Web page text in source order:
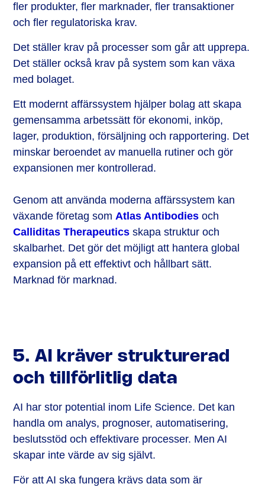
fler produkter, fler marknader, fler transaktioner
och fler regulatoriska krav.
Det ställer krav på processer som går att upprepa.
Det ställer också krav på system som kan växa
med bolaget.
Ett modernt affärssystem hjälper bolag att skapa
gemensamma arbetssätt för ekonomi, inköp,
lager, produktion, försäljning och rapportering. Det
minskar beroendet av manuella rutiner och gör
expansionen mer kontrollerad.
Genom att använda moderna affärssystem kan
växande företag som Atlas Antibodies och
Calliditas Therapeutics skapa struktur och
skalbarhet. Det gör det möjligt att hantera global
expansion på ett effektivt och hållbart sätt.
Marknad för marknad.
5. AI kräver strukturerad
och tillförlitlig data
AI har stor potential inom Life Science. Det kan
handla om analys, prognoser, automatisering,
beslutsstöd och effektivare processer. Men AI
skapar inte värde av sig självt.
För att AI ska fungera krävs data som är